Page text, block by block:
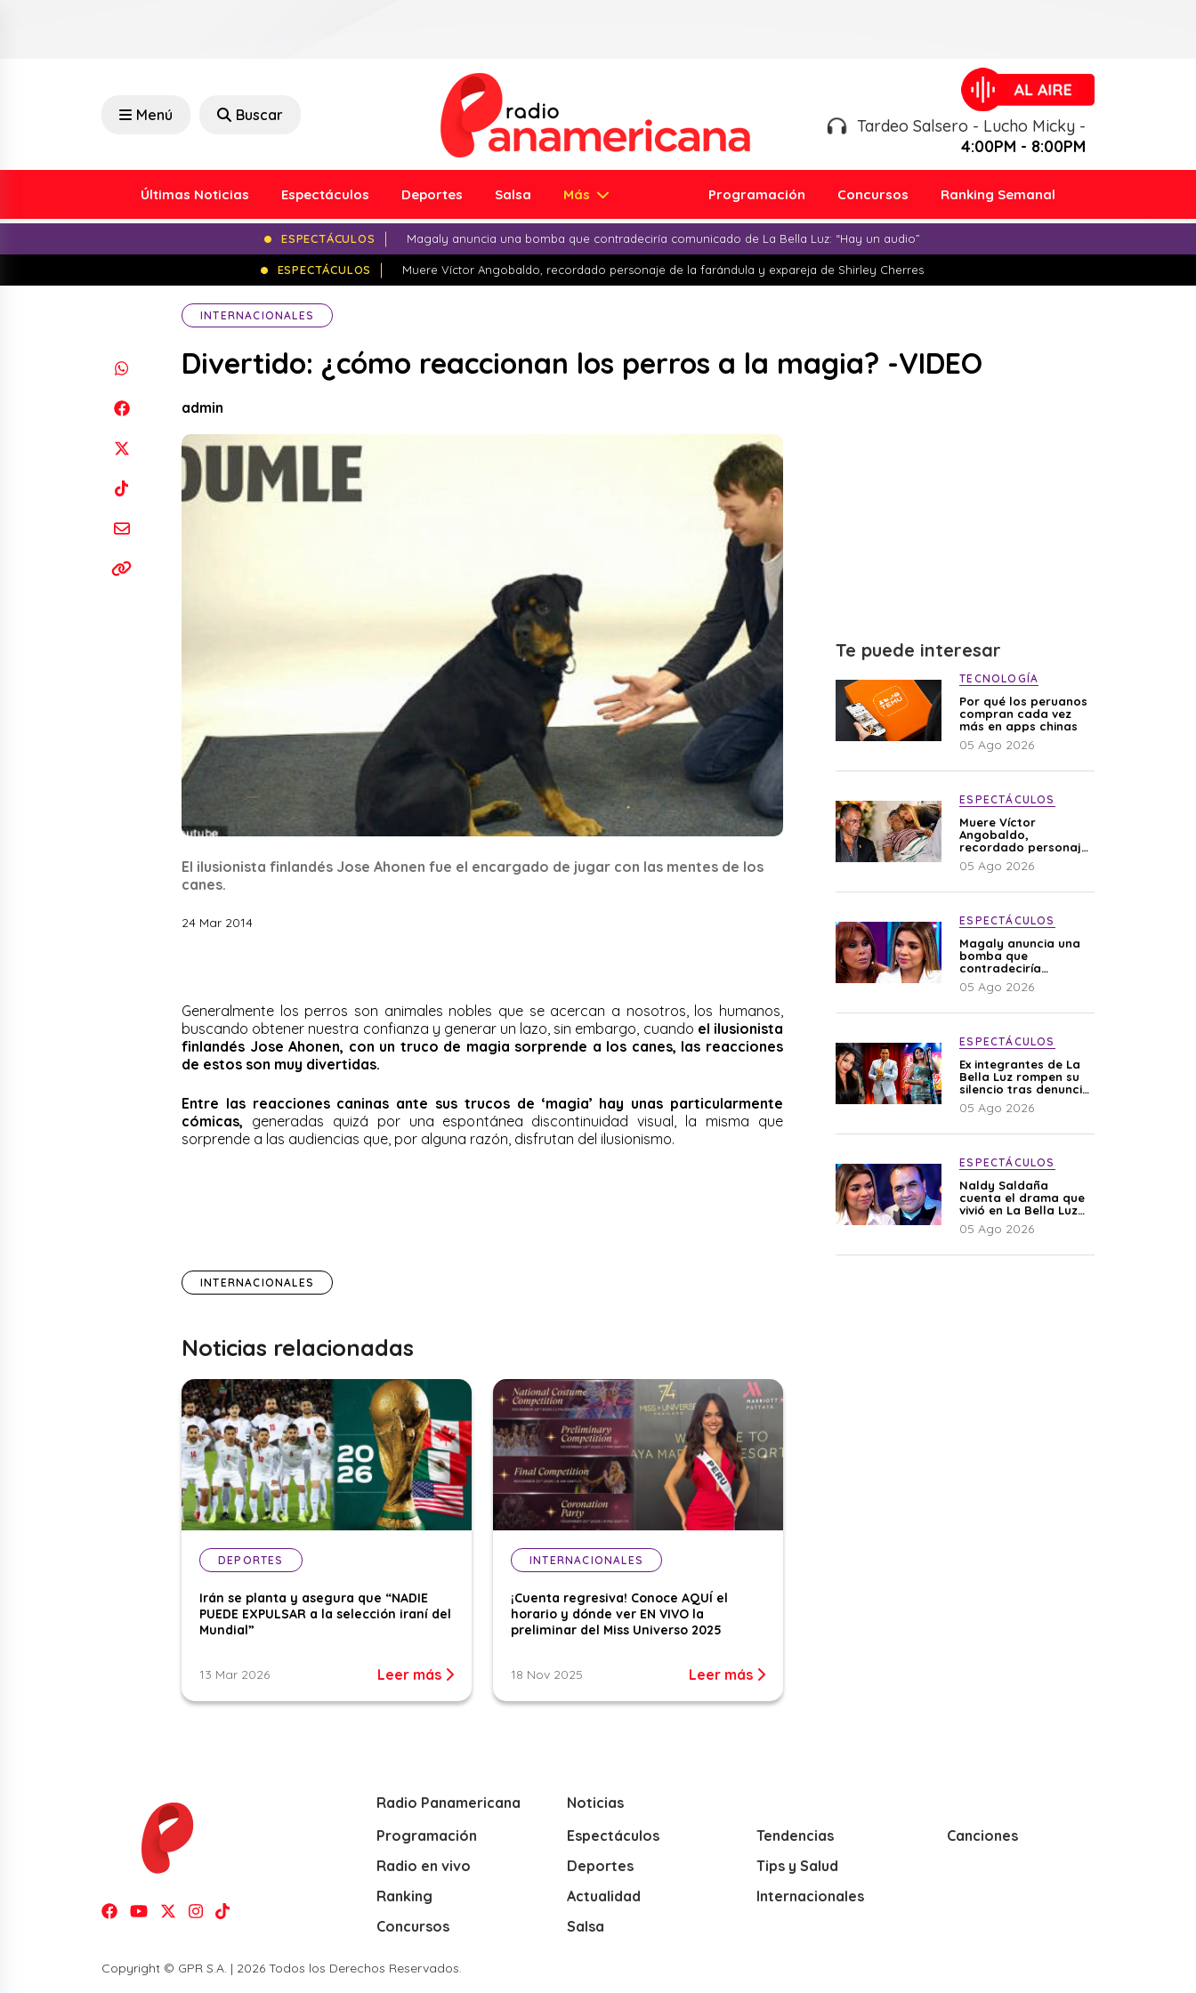
Menú Buscar
Tardeo Salsero - Lucho Micky -
4:00PM - 8:00PM
Últimas Noticias Espectáculos Deportes Salsa Más Programación Concursos Ranking Semanal
ESPECTÁCULOS Magaly anuncia una bomba que contradeciría comunicado de La Bella Luz: “Hay un audio”
ESPECTÁCULOS Muere Víctor Angobaldo, recordado personaje de la farándula y expareja de Shirley Cherres
INTERNACIONALES
Divertido: ¿cómo reaccionan los perros a la magia? -VIDEO
admin
El ilusionista finlandés Jose Ahonen fue el encargado de jugar con las mentes de los
canes.
24 Mar 2014
Generalmente los perros son animales nobles que se acercan a nosotros, los humanos,
buscando obtener nuestra confianza y generar un lazo, sin embargo, cuando el ilusionista
finlandés Jose Ahonen, con un truco de magia sorprende a los canes, las reacciones
de estos son muy divertidas.
Entre las reacciones caninas ante sus trucos de ‘magia’ hay unas particularmente
cómicas, generadas quizá por una espontánea discontinuidad visual, la misma que
sorprende a las audiencias que, por alguna razón, disfrutan del ilusionismo.
INTERNACIONALES
Noticias relacionadas
DEPORTES
Irán se planta y asegura que “NADIE
PUEDE EXPULSAR a la selección iraní del
Mundial”
13 Mar 2026 Leer más
INTERNACIONALES
¡Cuenta regresiva! Conoce AQUÍ el
horario y dónde ver EN VIVO la
preliminar del Miss Universo 2025
18 Nov 2025 Leer más
Te puede interesar
TECNOLOGÍA
Por qué los peruanos
compran cada vez
más en apps chinas
05 Ago 2026
ESPECTÁCULOS
Muere Víctor
Angobaldo,
recordado personaje
de la farándula y
expareja de Shirley
05 Ago 2026
ESPECTÁCULOS
Magaly anuncia una
bomba que
contradeciría
comunicado de La
Bella Luz: “Hay un
05 Ago 2026
ESPECTÁCULOS
Ex integrantes de La
Bella Luz rompen su
silencio tras denuncia
de Naldy: “Todo el
mundo lo sabía”
05 Ago 2026
ESPECTÁCULOS
Naldy Saldaña
cuenta el drama que
vivió en La Bella Luz
tras denuncia al
director musical: “No
05 Ago 2026
Radio Panamericana
Programación
Radio en vivo
Ranking
Concursos
Noticias
Espectáculos
Deportes
Actualidad
Salsa
Tendencias
Tips y Salud
Internacionales
Canciones
Copyright © GPR S.A. | 2026 Todos los Derechos Reservados.